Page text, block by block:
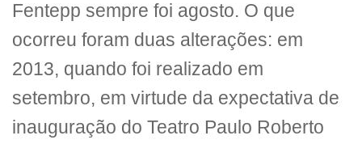
Fentepp sempre foi agosto. O que
ocorreu foram duas alterações: em
2013, quando foi realizado em
setembro, em virtude da expectativa de
inauguração do Teatro Paulo Roberto